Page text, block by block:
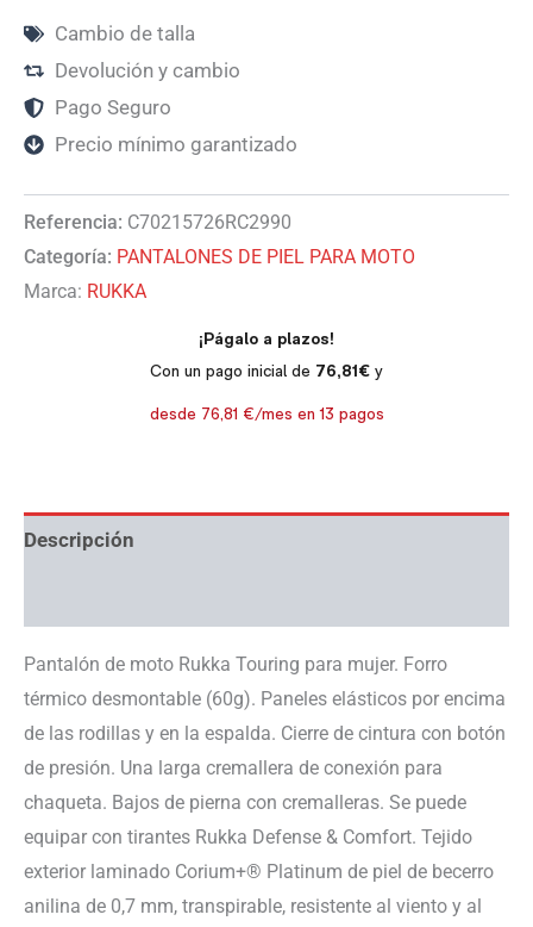
Cambio de talla
Devolución y cambio
Pago Seguro
Precio mínimo garantizado
Referencia: C70215726RC2990
Categoría: PANTALONES DE PIEL PARA MOTO
Marca: RUKKA
Descripción
Pantalón de moto Rukka Touring para mujer. Forro
térmico desmontable (60g). Paneles elásticos por encima
de las rodillas y en la espalda. Cierre de cintura con botón
de presión. Una larga cremallera de conexión para
chaqueta. Bajos de pierna con cremalleras. Se puede
equipar con tirantes Rukka Defense & Comfort. Tejido
exterior laminado Corium+® Platinum de piel de becerro
anilina de 0,7 mm, transpirable, resistente al viento y al